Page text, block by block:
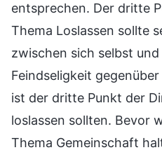
entsprechen. Der dritte
Thema Loslassen sollte
zwischen sich selbst
Feindseligkeit
ist der dritte Punkt der
loslassen sollten. Bevor
Thema Gemeinschaft